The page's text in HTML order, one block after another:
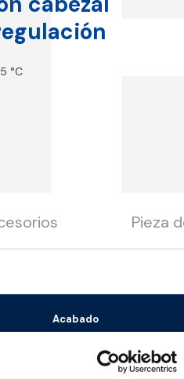
°C
Pieza
Acabado
Níquel arenado